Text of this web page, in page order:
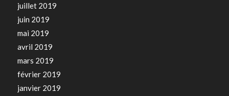
juillet 2019
juin 2019
mai 2019
avril 2019
mars 2019
février 2019
janvier 2019